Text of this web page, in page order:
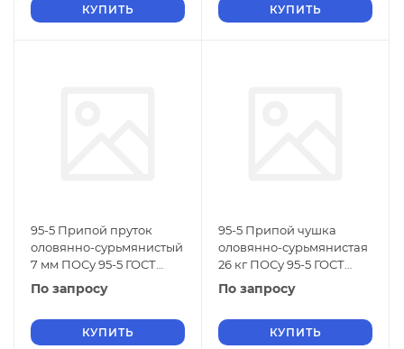
КУПИТЬ КУПИТЬ
95-5 Припой пруток
оловянно-сурьмянистый
7 мм ПОСу 95-5 ГОСТ
21931-76
По запросу
КУПИТЬ
95-5 Припой чушка
оловянно-сурьмянистая
26 кг ПОСу 95-5 ГОСТ
21931-76
По запросу
КУПИТЬ